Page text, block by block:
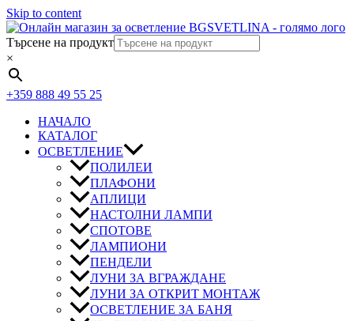
Skip to content
Търсене на продукт
×
+359 888 49 55 25
НАЧАЛО
КАТАЛОГ
ОСВЕТЛЕНИЕ
ПОЛИЛЕИ
ПЛАФОНИ
АПЛИЦИ
НАСТОЛНИ ЛАМПИ
СПОТОВЕ
ЛАМПИОНИ
ПЕНДЕЛИ
ЛУНИ ЗА ВГРАЖДАНЕ
ЛУНИ ЗА ОТКРИТ МОНТАЖ
ОСВЕТЛЕНИЕ ЗА БАНЯ